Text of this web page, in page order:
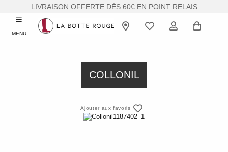
LIVRAISON OFFERTE DÈS 60€ EN POINT RELAIS
MENU
COLLONIL
Ajouter aux favoris